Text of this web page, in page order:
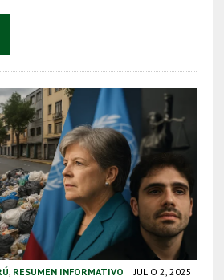
RESUMEN INFORMATIVO JULIO 2, 2025